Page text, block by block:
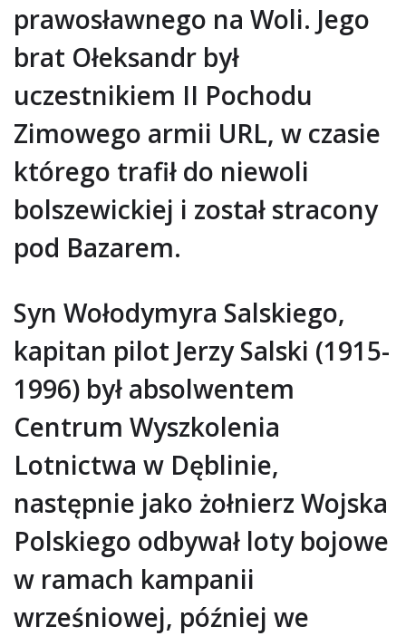
prawosławnego na Woli. Jego
brat Ołeksandr był
uczestnikiem II Pochodu
Zimowego armii URL, w czasie
którego trafił do niewoli
bolszewickiej i został stracony
pod Bazarem.
Syn Wołodymyra Salskiego,
kapitan pilot Jerzy Salski (1915-
1996) był absolwentem
Centrum Wyszkolenia
Lotnictwa w Dęblinie,
następnie jako żołnierz Wojska
Polskiego odbywał loty bojowe
w ramach kampanii
wrześniowej, później we